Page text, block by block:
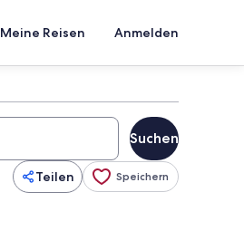
Meine Reisen Anmelden
Suchen
Teilen Speichern